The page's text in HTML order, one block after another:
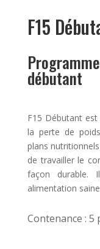
F15
débutant
F15 Débutant
la perte de
plans
de travailler le
façon durable.
alimentation
Contenance : 5